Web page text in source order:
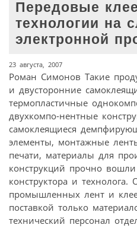
Передовые
технологии на
электронной
23 августа, 2007
Роман Симонов Такие
и двусторонние
термопластичные
двухкомпо-нентные
самоклеящиеся
элементы, монтажные
печати, материалы для
конструкций прочно
конструктора и технолога.
промышленных лент и
поставкой только
технический персонал